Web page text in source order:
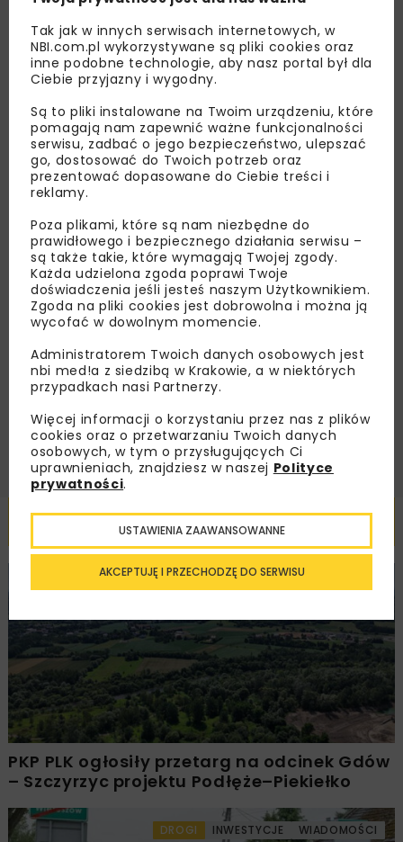
Lubisz wiedzieć więcej?
Zapisz się do newslettera aby otrzymywać od
nas najlepsze informacje branżowe,
zaproszenia na wydarzenia, atrakcyjne oferty i
dedykowane akcje specjalne.
Zapoznałam/em się zPolityką Prywatności
podany przeze mnie adres e-mail korespondencji
handlowej w postaci newslettera.
ZAPISZ MNIE
Powiązane artykuły
PKP PLK ogłosiły przetarg na odcinek Gdów
– Szczyrzyc projektu Podłęże–Piekiełko
DROGI INWESTYCJE WIADOMOŚCI
Tak jak w innych serwisach internetowych, w
NBI.com.pl wykorzystywane są pliki cookies oraz
inne podobne technologie, aby nasz portal był dla
Ciebie przyjazny i wygodny.
Są to pliki instalowane na Twoim urządzeniu, które
pomagają nam zapewnić ważne funkcjonalności
serwisu, zadbać o jego bezpieczeństwo, ulepszać
go, dostosować do Twoich potrzeb oraz
prezentować dopasowane do Ciebie treści i
reklamy.
Poza plikami, które są nam niezbędne do
prawidłowego i bezpiecznego działania serwisu –
są także takie, które wymagają Twojej zgody.
Każda udzielona zgoda poprawi Twoje
doświadczenia jeśli jesteś naszym Użytkownikiem.
Zgoda na pliki cookies jest dobrowolna i można ją
wycofać w dowolnym momencie.
Administratorem Twoich danych osobowych jest
nbi med!a z siedzibą w Krakowie, a w niektórych
przypadkach nasi Partnerzy.
Więcej informacji o korzystaniu przez nas z plików
cookies oraz o przetwarzaniu Twoich danych
osobowych, w tym o przysługujących Ci
uprawnieniach, znajdziesz w naszej Polityce
prywatności.
AKCEPTUJĘ I PRZECHODZĘ DO SERWISU
USTAWIENIA ZAAWANSOWANNE